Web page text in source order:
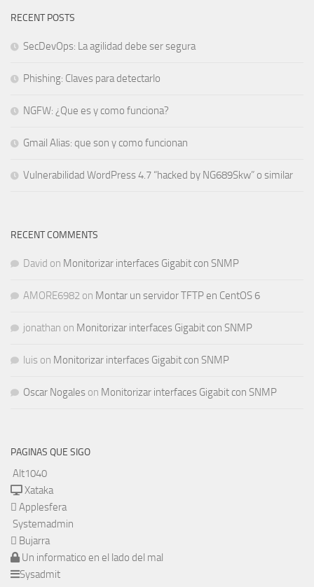
RECENT POSTS
SecDevOps: La agilidad debe ser segura
Phishing: Claves para detectarlo
NGFW: ¿Que es y como funciona?
Gmail Alias: que son y como funcionan
Vulnerabilidad WordPress 4.7 “hacked by NG689Skw” o similar
RECENT COMMENTS
David on Monitorizar interfaces Gigabit con SNMP
AMORE6982 on Montar un servidor TFTP en CentOS 6
jonathan on Monitorizar interfaces Gigabit con SNMP
luis on Monitorizar interfaces Gigabit con SNMP
Oscar Nogales on Monitorizar interfaces Gigabit con SNMP
PAGINAS QUE SIGO
Alt1040
Xataka
Applesfera
Systemadmin
Bujarra
Un informatico en el lado del mal
Sysadmit